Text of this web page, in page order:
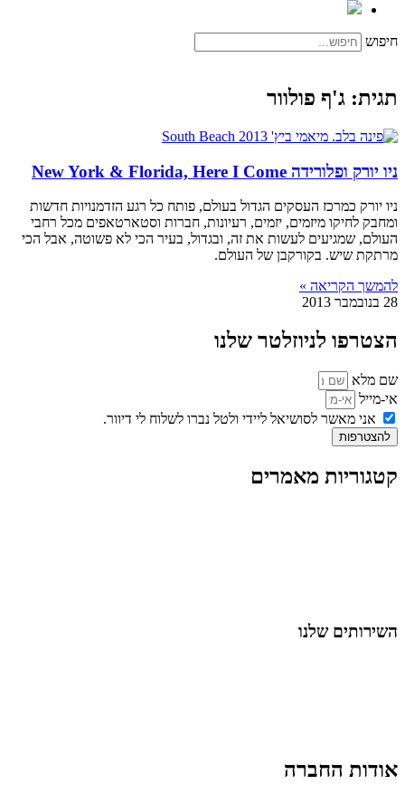
חיפוש
תגית: ג'ף פולוור
ניו יורק ופלורידה New York & Florida, Here I Come
ניו יורק כמרכז העסקים הגדול בעולם, פותח כל רגע הזדמנויות חדשות
ומחבק לחיקו מיזמים, יזמים, רעיונות, חברות וסטארטאפים מכל רחבי
העולם, שמגיעים לעשות את זה, ובגדול, בעיר הכי לא פשוטה, אבל הכי
מרתקת שיש. בקורקבן של העולם.
להמשך הקריאה »
28 בנובמבר 2013
הצטרפו לניוזלטר שלנו
שם מלא
אי-מייל
אני מאשר לסושיאל ליידי ולטל נברו לשלוח לי דיוור.
להצטרפות
קטגוריות מאמרים
השירותים שלנו
אודות החברה